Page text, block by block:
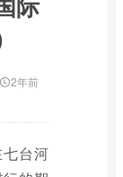
2年前
台河